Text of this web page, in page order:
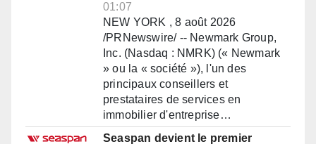
01:07
NEW YORK , 8 août 2026
/PRNewswire/ -- Newmark Group,
Inc. (Nasdaq : NMRK) (« Newmark
» ou la « société »), l'un des
principaux conseillers et
prestataires de services en
immobilier d'entreprise…
Seaspan devient le premier